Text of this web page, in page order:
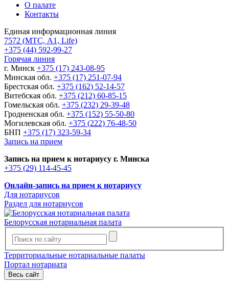
О палате
Контакты
Единая информационная линия
7572 (МТС, A1, Life)
+375 (44) 592-99-27
Горячая линия
г. Минск +375 (17) 243-08-95
Минская обл. +375 (17) 251-07-94
Брестская обл. +375 (162) 52-14-57
Витебская обл. +375 (212) 60-85-15
Гомельская обл. +375 (232) 29-39-48
Гродненская обл. +375 (152) 55-50-80
Могилевская обл. +375 (222) 76-48-50
БНП +375 (17) 323-59-34
Запись на прием
Запись на прием к нотариусу г. Минска
+375 (29) 114-45-45
Онлайн-запись на прием к нотариусу
Для нотариусов
Раздел для нотариусов
Белорусская нотариальная палата
Территориальные нотариальные палаты
Портал нотариата
Весь сайт